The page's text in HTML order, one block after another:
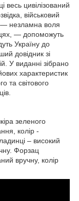
весь цивілізований
військовий
— незламна воля
— допоможуть
Україну до
довідник зі
У виданні зібрано
характеристик
та світового
зеленого
колір -
– високий
Форзац
вручну, колір